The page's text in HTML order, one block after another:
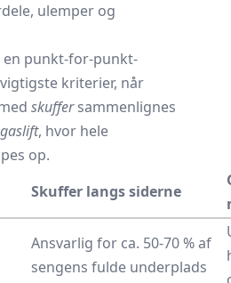
ulemper og
punkt-for-punkt-
kriterier, når
skuffersammenlignes
gaslift, hvor hele
op.
Skuffer langs siderne
Ansvarlig for ca. 50-70 % af
sengens fulde underplads